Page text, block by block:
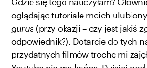
oglądając tutoriale moich
gurus (przy okazji – czy jest jakiś
odpowiednik?). Dotarcie do tych
przydatnych filmów trochę mi